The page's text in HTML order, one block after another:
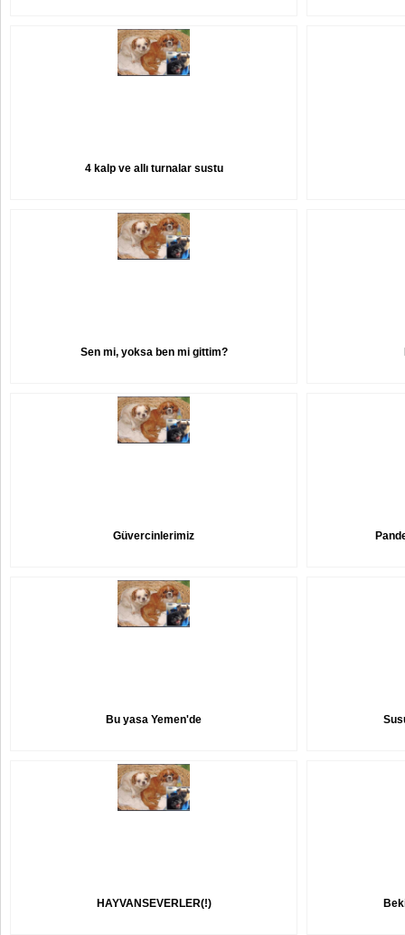
4 kalp ve allı turnalar sustu
Sen mi, yoksa ben mi gittim?
Güvercinlerimiz
Bu yasa Yemen'de
HAYVANSEVERLER(!)